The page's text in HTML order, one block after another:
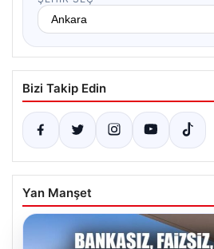
Bizi Takip Edin
Yan Manşet